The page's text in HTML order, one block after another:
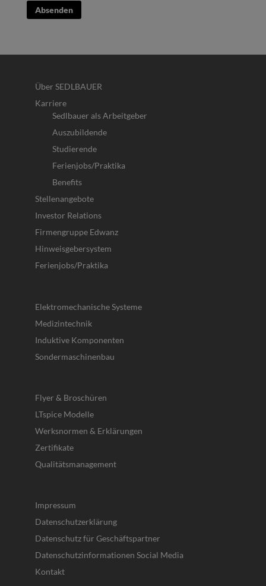
Absenden
Über SEDLBAUER
Karriere
Sedlbauer als Arbeitgeber
Auszubildende
Studierende
Ferienjobs/Praktika
Benefits
Stellenangebote
Investor Relations
Firmengruppe Edwanz
Hinweisgebersystem
Ferienjobs/Praktika
Elektromechanische Systeme
Medizintechnik
Induktive Komponenten
Sondermaschinenbau
Flyer & Broschüren
LTspice Modelle
Werksnormen & Erklärungen
Zertifikate
Qualitätsmanagement
Impressum
Datenschutzerklärung
Datenschutz für Geschäftspartner
Datenschutzinformationen Social Media
Kontakt